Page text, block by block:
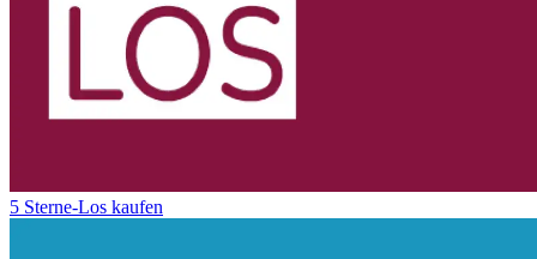
5 Sterne-Los kaufen